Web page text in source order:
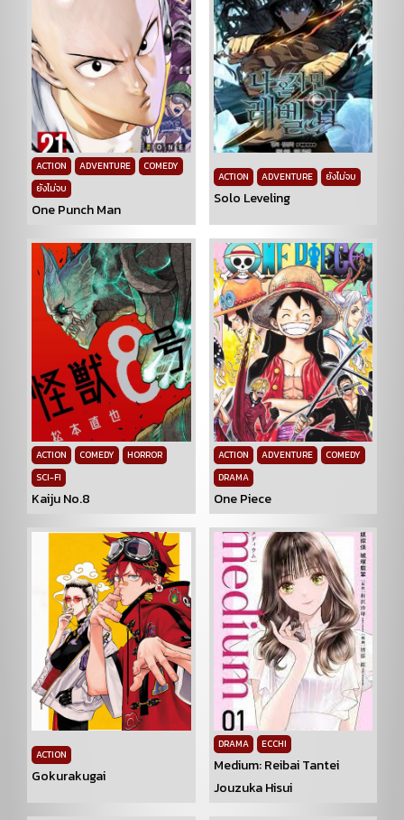
ACTION ADVENTURE
COMEDY
ยังไม่จบ
One Punch Man
ACTION ADVENTURE ยังไม่จบ
Solo Leveling
ACTION COMEDY
HORROR
SCI-FI
Kaiju No.8
ACTION ADVENTURE
COMEDY
DRAMA
One Piece
ACTION
Gokurakugai
DRAMA ECCHI
Medium: Reibai Tantei
Jouzuka Hisui